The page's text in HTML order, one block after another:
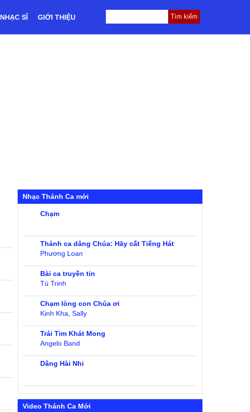
NHẠC SĨ GIỚI THIỆU
Nhạc Thánh Ca mới
Chạm
Thánh ca dâng Chúa: Hãy cất Tiếng Hát
Phương Loan
Bài ca truyền tin
Tú Trinh
Chạm lòng con Chúa ơi
Kinh Kha ,Sally
Trái Tim Khát Mong
Angelo Band
Dâng Hài Nhi
Video Thánh Ca Mới